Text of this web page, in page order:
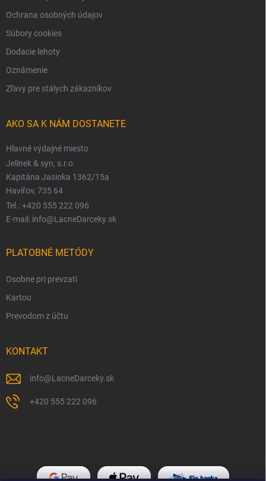
Ochrana osobných údajov
Súbory cookies
Dodacie lehoty
Oznámenie
Zľavy pre stálych zákazníkov
AKO SA K NÁM DOSTANETE
Hlavné výdajné miesto
Jelínek & syn, s.r.o.
Kapitána Jasioka 1362/15a
Havířov, 735 64
Tel.: +420 555 222 096
E-mail: info@LacneDarceky.sk
PLATOBNÉ METÓDY
Osobne pri prevzatí
Kartou
Prevodom z účtu
KONTAKT
info@LacneDarceky.sk
+420 555 222 096